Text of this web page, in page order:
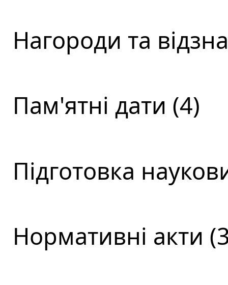
Нагороди та
Пам'ятні дати (4)
Підготовка
Нормативні акти